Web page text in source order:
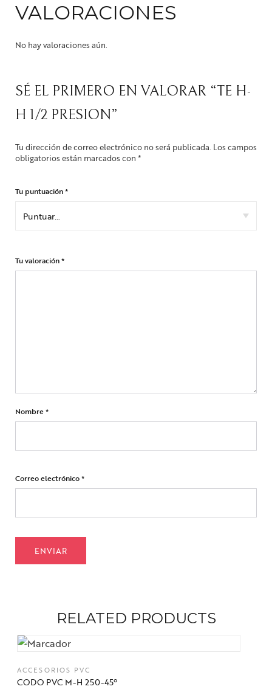
VALORACIONES
No hay valoraciones aún.
SÉ EL PRIMERO EN VALORAR “TE H-
H 1/2 PRESION”
Tu dirección de correo electrónico no será publicada. Los campos
obligatorios están marcados con *
Tu puntuación*
Tu valoración*
Nombre*
Correo electrónico*
RELATED PRODUCTS
ACCESORIOS PVC
CODO PVC M-H 250-45º